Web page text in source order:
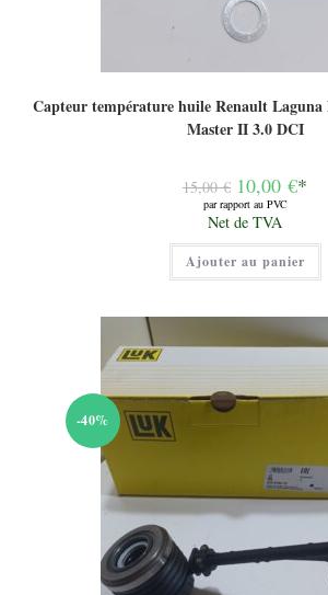
Capteur température huile Renault Laguna
Master II 3.0 DCI
15,00€ Le
prix
initial
était :
15,00 €.
10,00 €*
par rapport au PVC
Le
prix
actuel
est :
10,00 €.
Net de TVA
Ajouter au panier
-40%